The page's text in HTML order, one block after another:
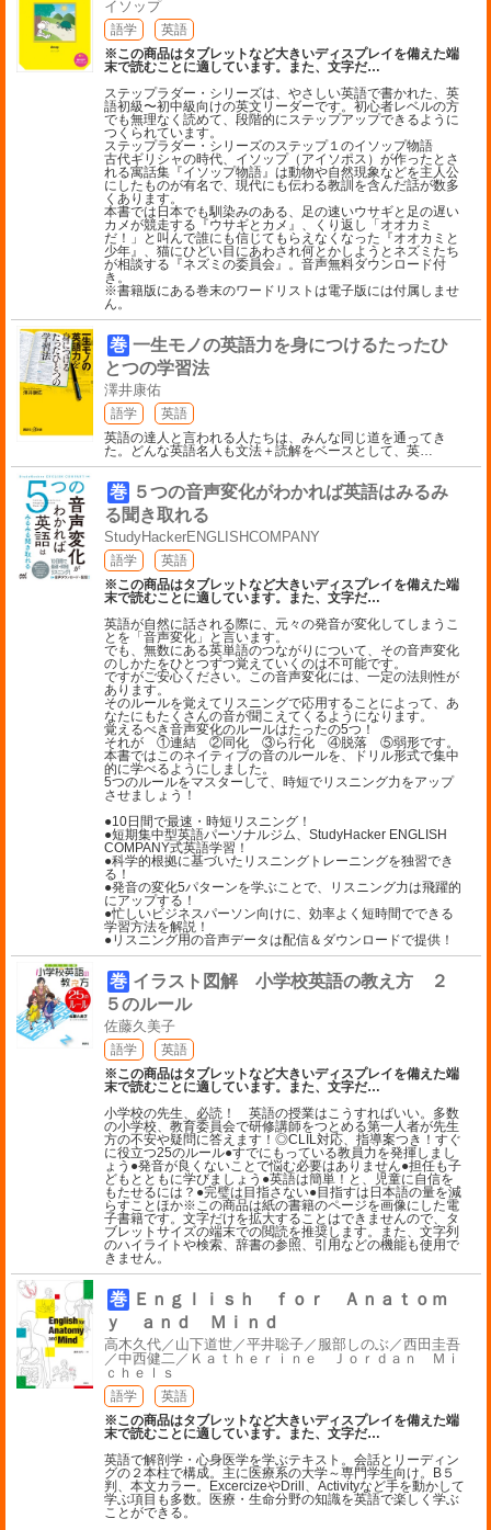
イソップ
語学
英語
※この商品はタブレットなど大きいディスプレイを備えた端
末で読むことに適しています。また、文字だ…
ステップラダー・シリーズは、やさしい英語で書かれた、英
語初級〜初中級向けの英文リーダーです。初心者レベルの方
でも無理なく読めて、段階的にステップアップできるように
つくられています。
ステップラダー・シリーズのステップ１のイソップ物語
古代ギリシャの時代、イソップ（アイソポス）が作ったとさ
れる寓話集『イソップ物語』は動物や自然現象などを主人公
にしたものが有名で、現代にも伝わる教訓を含んだ話が数多
くあります。
本書では日本でも馴染みのある、足の速いウサギと足の遅い
カメが競走する『ウサギとカメ』、くり返し「オオカミ
だ！」と叫んで誰にも信じてもらえなくなった『オオカミと
少年』、猫にひどい目にあわされ何とかしようとネズミたち
が相談する『ネズミの委員会』。音声無料ダウンロード付
き。
※書籍版にある巻末のワードリストは電子版には付属しませ
ん。
巻 一生モノの英語力を身につけるたったひ
とつの学習法
澤井康佑
語学
英語
英語の達人と言われる人たちは、みんな同じ道を通ってき
た。どんな英語名人も文法＋読解をベースとして、英…
巻 ５つの音声変化がわかれば英語はみるみ
る聞き取れる
StudyHackerENGLISHCOMPANY
語学
英語
※この商品はタブレットなど大きいディスプレイを備えた端
末で読むことに適しています。また、文字だ…
英語が自然に話される際に、元々の発音が変化してしまうこ
とを「音声変化」と言います。
でも、無数にある英単語のつながりについて、その音声変化
のしかたをひとつずつ覚えていくのは不可能です。
ですがご安心ください。この音声変化には、一定の法則性が
あります。
そのルールを覚えてリスニングで応用することによって、あ
なたにもたくさんの音が聞こえてくるようになります。
覚えるべき音声変化のルールはたったの5つ！
それが ①連結 ②同化 ③ら行化 ④脱落 ⑤弱形です。
本書ではこのネイティブの音のルールを、ドリル形式で集中
的に学べるようにしました。
5つのルールをマスターして、時短でリスニング力をアップ
させましょう！
●10日間で最速・時短リスニング！
●短期集中型英語パーソナルジム、StudyHacker ENGLISH
COMPANY式英語学習！
●科学的根拠に基づいたリスニングトレーニングを独習でき
る！
●発音の変化5パターンを学ぶことで、リスニング力は飛躍的
にアップする！
●忙しいビジネスパーソン向けに、効率よく短時間でできる
学習方法を解説！
●リスニング用の音声データは配信＆ダウンロードで提供！
巻 イラスト図解 小学校英語の教え方 ２
５のルール
佐藤久美子
語学
英語
※この商品はタブレットなど大きいディスプレイを備えた端
末で読むことに適しています。また、文字だ…
小学校の先生、必読！ 英語の授業はこうすればいい。多数
の小学校、教育委員会で研修講師をつとめる第一人者が先生
方の不安や疑問に答えます！◎CLIL対応、指導案つき！すぐ
に役立つ25のルール●すでにもっている教員力を発揮しまし
ょう●発音が良くないことで悩む必要はありません●担任も子
どもとともに学びましょう●英語は簡単！と、児童に自信を
もたせるには？●完璧は目指さない●目指すは日本語の量を減
らすことほか※この商品は紙の書籍のページを画像にした電
子書籍です。文字だけを拡大することはできませんので、タ
ブレットサイズの端末での閲読を推奨します。また、文字列
のハイライトや検索、辞書の参照、引用などの機能も使用で
きません。
巻 Ｅｎｇｌｉｓｈ ｆｏｒ Ａｎａｔｏｍ
ｙ ａｎｄ Ｍｉｎｄ
高木久代／山下道世／平井聡子／服部しのぶ／西田圭吾
／中西健二／Ｋａｔｈｅｒｉｎｅ Ｊｏｒｄａｎ Ｍｉ
ｃｈｅｌｓ
語学
英語
※この商品はタブレットなど大きいディスプレイを備えた端
末で読むことに適しています。また、文字だ…
英語で解剖学・心身医学を学ぶテキスト。会話とリーディン
グの２本柱で構成。主に医療系の大学～専門学生向け。B５
判、本文カラー。ExcercizeやDrill、Activityなど手を動かして
学ぶ項目も多数。医療・生命分野の知識を英語で楽しく学ぶ
ことができる。